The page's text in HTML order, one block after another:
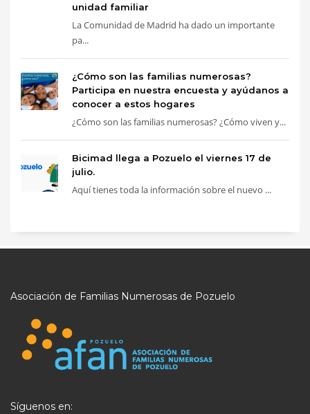
unidad familiar
La Comunidad de Madrid ha dado un importante
pa...
¿Cómo son las familias numerosas?
Participa en nuestra encuesta y ayúdanos a
conocer a estos hogares
¿Cómo son las familias numerosas? ¿Cómo viven y...
Bicimad llega a Pozuelo el viernes 17 de
julio.
Aquí tienes toda la información sobre el nuevo ...
Asociación de Familias Numerosas de Pozuelo
Síguenos en: